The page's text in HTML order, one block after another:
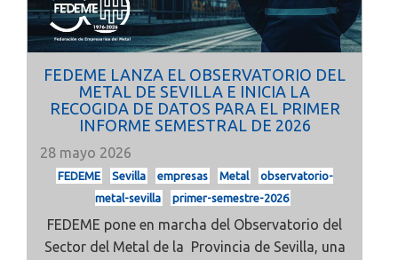
FEDEME LANZA EL OBSERVATORIO DEL
METAL DE SEVILLA E INICIA LA
RECOGIDA DE DATOS PARA EL PRIMER
INFORME SEMESTRAL DE 2026
28 mayo 2026
FEDEME Sevilla empresas Metal
observatorio-
metal-sevilla
primer-semestre-2026
FEDEME pone en marcha del Observatorio del
Sector del Metal de la Provincia de Sevilla, una